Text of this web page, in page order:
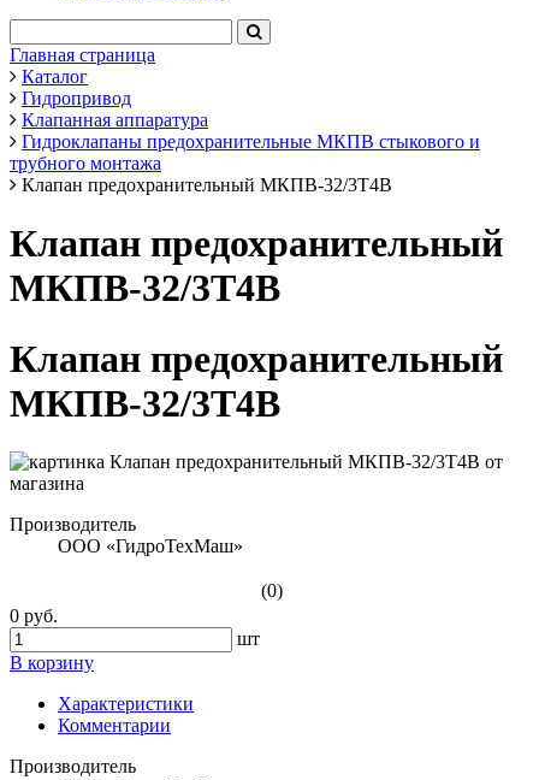
Главная страница
Каталог
Гидропривод
Клапанная аппаратура
Гидроклапаны предохранительные МКПВ стыкового и
трубного монтажа
Клапан предохранительный МКПВ-32/3T4B
Клапан предохранительный
МКПВ-32/3T4B
Клапан предохранительный
МКПВ-32/3T4B
Производитель
ООО «ГидроТехМаш»
(0)
0 руб.
шт
В корзину
Характеристики
Комментарии
Производитель